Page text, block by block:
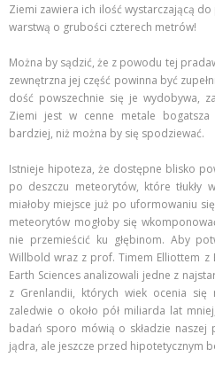
Ziemi zawiera ich ilość wystarczającą
warstwą o grubości czterech metrów!
Można by sądzić, że z powodu tej
zewnętrzna jej część powinna być
dość powszechnie się je wydobywa,
Ziemi jest w cenne metale
bardziej, niż można by się spodziewać.
Istnieje hipoteza, że dostępne blisko
po deszczu meteorytów, które tłukły
miałoby miejsce już po uformowaniu
meteorytów mogłoby się
nie przemieścić ku głębinom. Aby
Willbold wraz z prof. Timem Elliottem
Earth Sciences analizowali jedne z
z Grenlandii, których wiek ocenia
zaledwie o około pół miliarda lat
badań sporo mówią o składzie naszej
jądra, ale jeszcze przed hipotetycznym